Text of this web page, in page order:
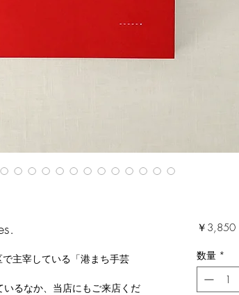
主宰している「港まち手芸
るなか、当店にもご来店くだ
￥3,850価
数量 *